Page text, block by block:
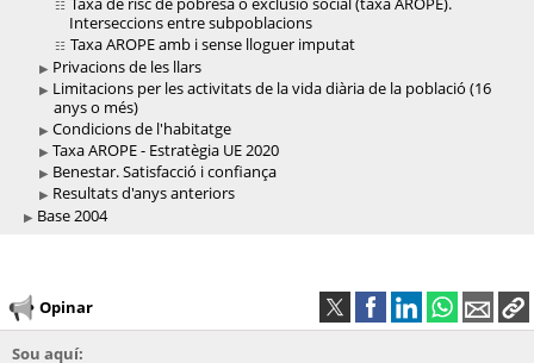
Interseccions entre subpoblacions
Taxa AROPE amb i sense lloguer imputat
Privacions de les llars
Limitacions per les activitats de la vida diària de la població (16
anys o més)
Condicions de l'habitatge
Taxa AROPE - Estratègia UE 2020
Benestar. Satisfacció i confiança
Resultats d'anys anteriors
Base 2004
Opinar
Sou aquí: